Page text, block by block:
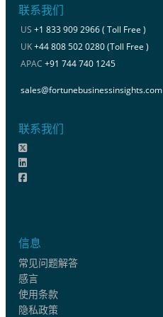
联系我们
US +1 833 909 2966 ( Toll Free )
UK+44 808 502 0280 (Toll Free )
APAC +91 744 740 1245
sales@fortunebusinessinsights.com
联系我们
信息
常见问题解答
感言
使用条款
隐私政策